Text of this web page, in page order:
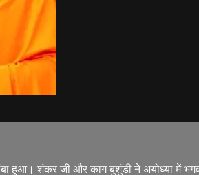
हुआ। शंकर जी और काग बुशुंडी ने अयोध्या में